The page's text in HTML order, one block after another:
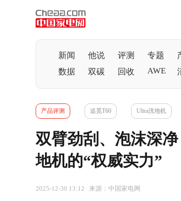
新闻 他说 评测 专题
数据
双碳 回收 AWE
产品评测 追觅T60 Ultra洗地机
双臂劲刮、泡沫深
地机的“权威实力”
2025-12-30 13:12 来源：中国家电网